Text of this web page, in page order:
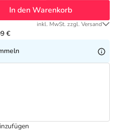
In den Warenkorb
inkl. MwSt. zzgl. Versand
€